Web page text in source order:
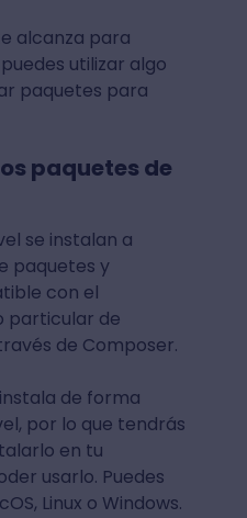
alcanza para
utilizar algo
paquetes para
paquetes de
se instalan a
paquetes y
con el
particular de
de Composer.
de forma
por lo que tendrás
en tu
usarlo. Puedes
Linux o Windows.